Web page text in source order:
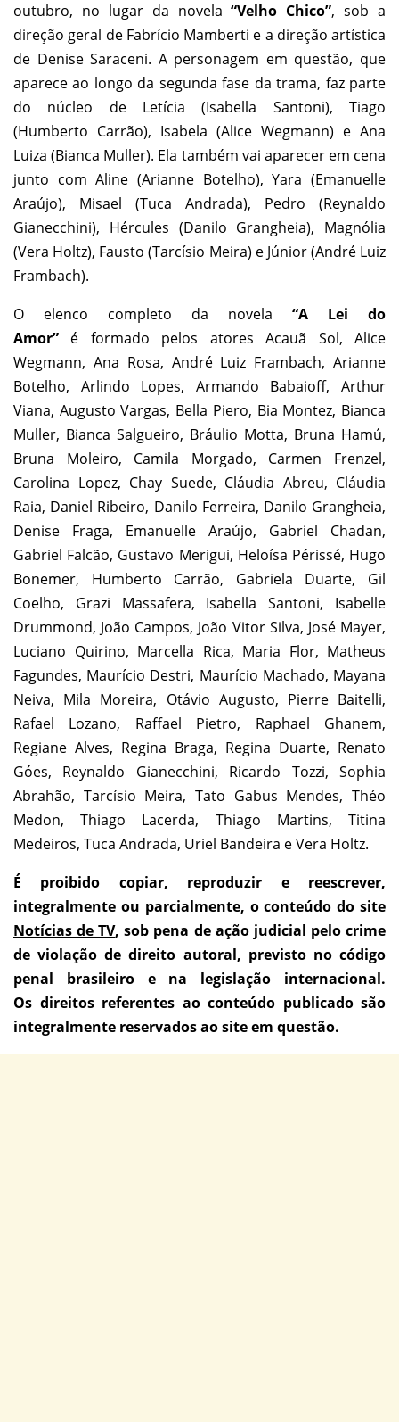
outubro, no lugar da novela“Velho Chico”, sob a
direção geral de Fabrício Mamberti e a direção artística
de Denise Saraceni. A personagem em questão, que
aparece ao longo da segunda fase da trama, faz parte
do núcleo de Letícia (Isabella Santoni), Tiago
(Humberto Carrão), Isabela (Alice Wegmann) e Ana
Luiza (Bianca Muller). Ela também vai aparecer em cena
junto com Aline (Arianne Botelho), Yara (Emanuelle
Araújo), Misael (Tuca Andrada), Pedro (Reynaldo
Gianecchini), Hércules (Danilo Grangheia), Magnólia
(Vera Holtz), Fausto (Tarcísio Meira) e Júnior (André Luiz
Frambach).
O elenco completo da novela “A Lei do
Amor”
é formado pelos atores Acauã Sol, Alice
Wegmann, Ana Rosa, André Luiz Frambach, Arianne
Botelho, Arlindo Lopes, Armando Babaioff, Arthur
Viana, Augusto Vargas, Bella Piero, Bia Montez, Bianca
Muller, Bianca Salgueiro, Bráulio Motta, Bruna Hamú,
Bruna Moleiro, Camila Morgado, Carmen Frenzel,
Carolina Lopez, Chay Suede, Cláudia Abreu, Cláudia
Raia, Daniel Ribeiro, Danilo Ferreira, Danilo Grangheia,
Denise Fraga, Emanuelle Araújo, Gabriel Chadan,
Gabriel Falcão, Gustavo Merigui, Heloísa Périssé, Hugo
Bonemer, Humberto Carrão, Gabriela Duarte, Gil
Coelho, Grazi Massafera, Isabella Santoni, Isabelle
Drummond, João Campos, João Vitor Silva, José Mayer,
Luciano Quirino, Marcella Rica, Maria Flor, Matheus
Fagundes, Maurício Destri, Maurício Machado, Mayana
Neiva, Mila Moreira, Otávio Augusto, Pierre Baitelli,
Rafael Lozano, Raffael Pietro, Raphael Ghanem,
Regiane Alves, Regina Braga, Regina Duarte, Renato
Góes, Reynaldo Gianecchini, Ricardo Tozzi, Sophia
Abrahão, Tarcísio Meira, Tato Gabus Mendes, Théo
Medon, Thiago Lacerda, Thiago Martins, Titina
Medeiros, Tuca Andrada, Uriel Bandeira e Vera Holtz.
É proibido copiar, reproduzir e reescrever,
integralmente ou parcialmente, o conteúdo do site
Notícias de TV, sob pena de ação judicial pelo crime
de violação de direito autoral, previsto no código
penal brasileiro e na legislação internacional.
Os direitos referentes ao conteúdo publicado são
integralmente reservados ao site em questão.